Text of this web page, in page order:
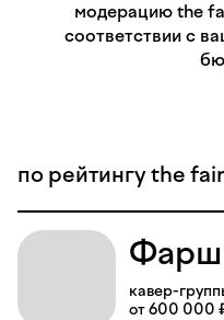
модерацию the
соответствии с
по рейтингу the fair
Фарш
кавер-
от 600 000